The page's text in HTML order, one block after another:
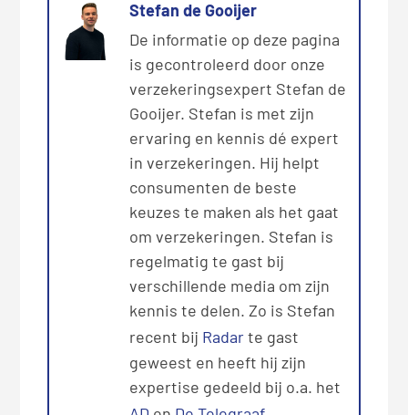
Stefan de Gooijer
De informatie op deze pagina
is gecontroleerd door onze
verzekeringsexpert Stefan de
Gooijer. Stefan is met zijn
ervaring en kennis dé expert
in verzekeringen. Hij helpt
consumenten de beste
keuzes te maken als het gaat
om verzekeringen. Stefan is
regelmatig te gast bij
verschillende media om zijn
kennis te delen. Zo is Stefan
recent bij Radarte gast
geweest en heeft hij zijn
expertise gedeeld bij o.a. het